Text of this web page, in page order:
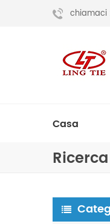
chiamaci
Casa
Ricerca